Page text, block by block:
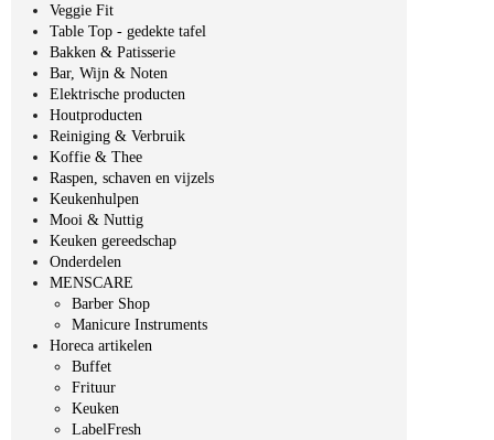
Veggie Fit
Table Top - gedekte tafel
Bakken & Patisserie
Bar, Wijn & Noten
Elektrische producten
Houtproducten
Reiniging & Verbruik
Koffie & Thee
Raspen, schaven en vijzels
Keukenhulpen
Mooi & Nuttig
Keuken gereedschap
Onderdelen
MENSCARE
Barber Shop
Manicure Instruments
Horeca artikelen
Buffet
Frituur
Keuken
LabelFresh